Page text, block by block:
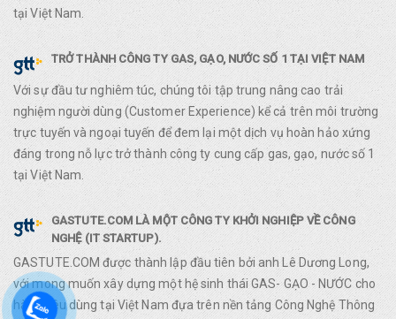
tại Việt Nam.
TRỞ THÀNH CÔNG TY GAS, GẠO, NƯỚC SỐ 1 TẠI VIỆT NAM
Với sự đầu tư nghiêm túc, chúng tôi tập trung nâng cao trải
nghiệm người dùng (Customer Experience) kể cả trên môi trường
trực tuyến và ngoại tuyến để đem lại một dịch vụ hoàn hảo xứng
đáng trong nỗ lực trở thành công ty cung cấp gas, gạo, nước số 1
tại Việt Nam.
GASTUTE.COM LÀ MỘT CÔNG TY KHỞI NGHIỆP VỀ CÔNG
NGHỆ (IT STARTUP).
GASTUTE.COM được thành lập đầu tiên bởi anh Lê Dương Long,
với mong muốn xây dựng một hệ sinh thái GAS- GẠO - NƯỚC cho
hàng tiêu dùng tại Việt Nam đựa trên nền tảng Công Nghệ Thông